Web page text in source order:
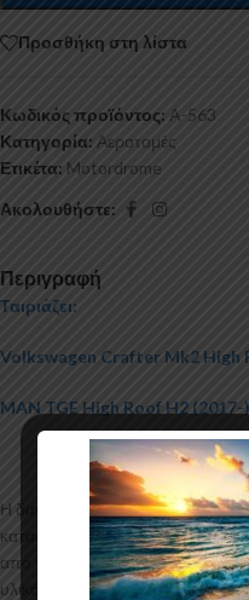
Προσθήκη στη λίστα
Κωδικός προϊόντος: A-563
Κατηγορία: Αεροτομές
Ετικέτα: Motordrome
Ακολουθήστε:
Περιγραφή
Ταιριάζει:
Volkswagen Crafter Mk2 High
MAN TGE High Roof H2 (2017-)
Η διπλή αεροτομή οροφής για
κατασκευάζεται από σκληρή
από πολυεστέρα. Η Πολυουρεθάνη
υλικό με εύκολη και εξαιρετική